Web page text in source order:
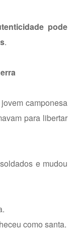
pode
.
camponesa
para libertar
e mudou
como santa.